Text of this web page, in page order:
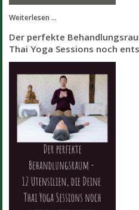
Weiterlesen ...
Der perfekte
Thai Yoga Sessions noch